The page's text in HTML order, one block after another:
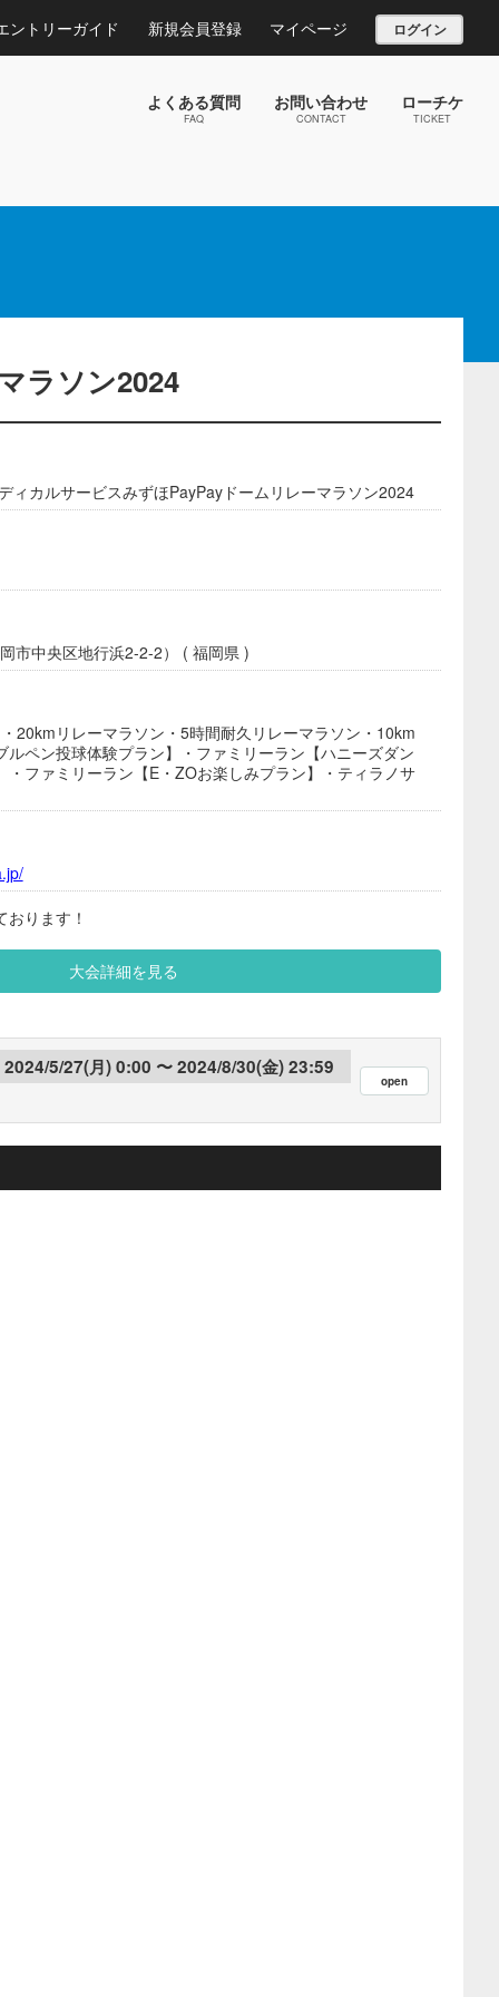
ントリーガイド 新規会員登録 マイページ ログイン
よくある質問
FAQ
お問い合わせ
CONTACT
ローチケ
TICKET
ラソン2024
ィカルサービスみずほPayPayドームリレーマラソン2024
市中央区地行浜2-2-2） ( 福岡県 )
20kmリレーマラソン・5時間耐久リレーマラソン・10km
ルペン投球体験プラン】・ファミリーラン【ハニーズダン
・ファミリーラン【E・ZOお楽しみプラン】・ティラノサ
ります！
大会詳細を見る
2024/5/27(月) 0:00 2024/8/30(金) 23:59